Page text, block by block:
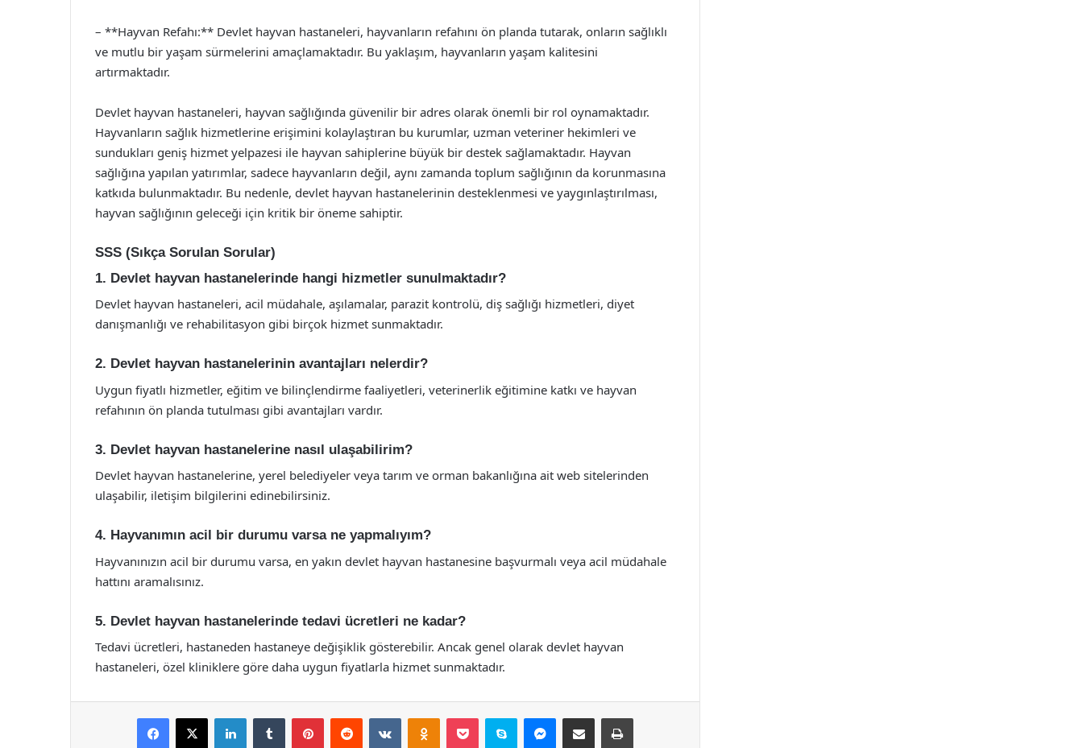
– **Hayvan Refahı:** Devlet hayvan hastaneleri, hayvanların refahını ön planda tutarak, onların sağlıklı
ve mutlu bir yaşam sürmelerini amaçlamaktadır. Bu yaklaşım, hayvanların yaşam kalitesini
artırmaktadır.
Devlet hayvan hastaneleri, hayvan sağlığında güvenilir bir adres olarak önemli bir rol oynamaktadır.
Hayvanların sağlık hizmetlerine erişimini kolaylaştıran bu kurumlar, uzman veteriner hekimleri ve
sundukları geniş hizmet yelpazesi ile hayvan sahiplerine büyük bir destek sağlamaktadır. Hayvan
sağlığına yapılan yatırımlar, sadece hayvanların değil, aynı zamanda toplum sağlığının da korunmasına
katkıda bulunmaktadır. Bu nedenle, devlet hayvan hastanelerinin desteklenmesi ve yaygınlaştırılması,
hayvan sağlığının geleceği için kritik bir öneme sahiptir.
SSS (Sıkça Sorulan Sorular)
1. Devlet hayvan hastanelerinde hangi hizmetler sunulmaktadır?
Devlet hayvan hastaneleri, acil müdahale, aşılamalar, parazit kontrolü, diş sağlığı hizmetleri, diyet
danışmanlığı ve rehabilitasyon gibi birçok hizmet sunmaktadır.
2. Devlet hayvan hastanelerinin avantajları nelerdir?
Uygun fiyatlı hizmetler, eğitim ve bilinçlendirme faaliyetleri, veterinerlik eğitimine katkı ve hayvan
refahının ön planda tutulması gibi avantajları vardır.
3. Devlet hayvan hastanelerine nasıl ulaşabilirim?
Devlet hayvan hastanelerine, yerel belediyeler veya tarım ve orman bakanlığına ait web sitelerinden
ulaşabilir, iletişim bilgilerini edinebilirsiniz.
4. Hayvanımın acil bir durumu varsa ne yapmalıyım?
Hayvanınızın acil bir durumu varsa, en yakın devlet hayvan hastanesine başvurmalı veya acil müdahale
hattını aramalısınız.
5. Devlet hayvan hastanelerinde tedavi ücretleri ne kadar?
Tedavi ücretleri, hastaneden hastaneye değişiklik gösterebilir. Ancak genel olarak devlet hayvan
hastaneleri, özel kliniklere göre daha uygun fiyatlarla hizmet sunmaktadır.
Facebook
X LinkedInTumblr PinterestReddit VKontakteOdnoklassniki
Pocket Skype Messenger
E-Posta ile paylaş Yazdır